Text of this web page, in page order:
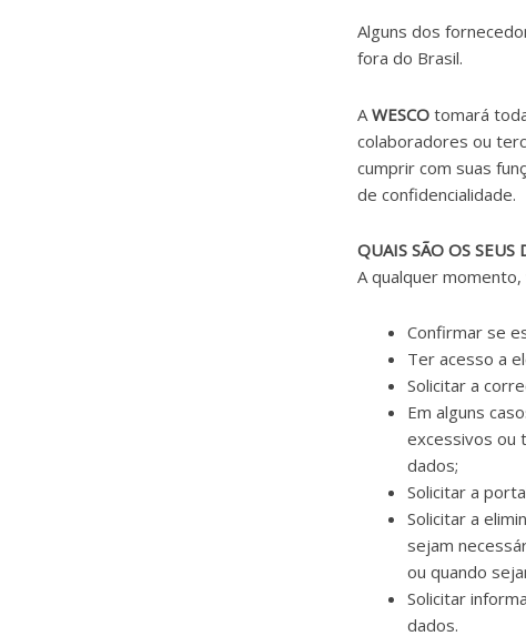
Alguns dos
fora do Brasil.
A WESCO tomará
colaboradores ou
cumprir com suas
de confidencialidade.
QUAIS SÃO OS SEUS
A qualquer
Confirmar se
Ter acesso a
Solicitar a
Em alguns
excessivos ou
dados;
Solicitar a
Solicitar a
sejam
ou quando
Solicitar
dados.